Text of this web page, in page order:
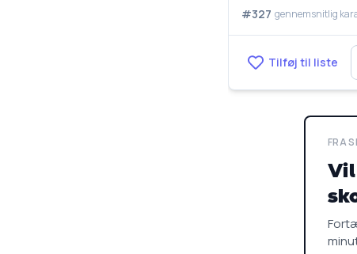
#327 gennemsnitlig
Tilføj til liste
FRA